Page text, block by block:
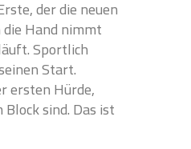
der die neuen
Hand nimmt
Sportlich
Start.
ersten Hürde,
sind. Das ist